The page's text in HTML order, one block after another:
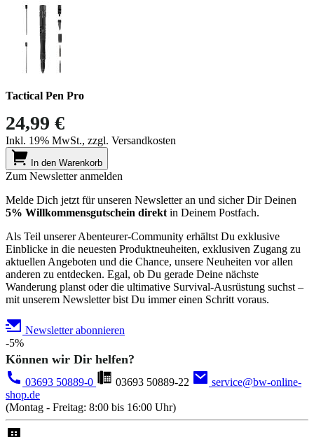
Tactical Pen Pro
24,99 €
Inkl. 19% MwSt., zzgl. Versandkosten
In den Warenkorb
Zum Newsletter anmelden
Melde Dich jetzt für unseren Newsletter an und sicher Dir Deinen
5% Willkommensgutschein direkt in Deinem Postfach.
Als Teil unserer Abenteurer-Community erhältst Du exklusive
Einblicke in die neuesten Produktneuheiten, exklusiven Zugang zu
aktuellen Angeboten und die Chance, unsere Neuheiten vor allen
anderen zu entdecken. Egal, ob Du gerade Deine nächste
Wanderung planst oder die ultimative Survival-Ausrüstung suchst –
mit unserem Newsletter bist Du immer einen Schritt voraus.
Newsletter abonnieren
-5%
Können wir Dir helfen?
03693 50889-0 03693 50889-22
service@bw-online-
shop.de
(Montag - Freitag: 8:00 bis 16:00 Uhr)